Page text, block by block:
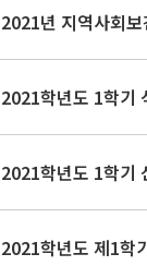
2021학년도 1학
2021학년도 1학기
2021학년도 제1학